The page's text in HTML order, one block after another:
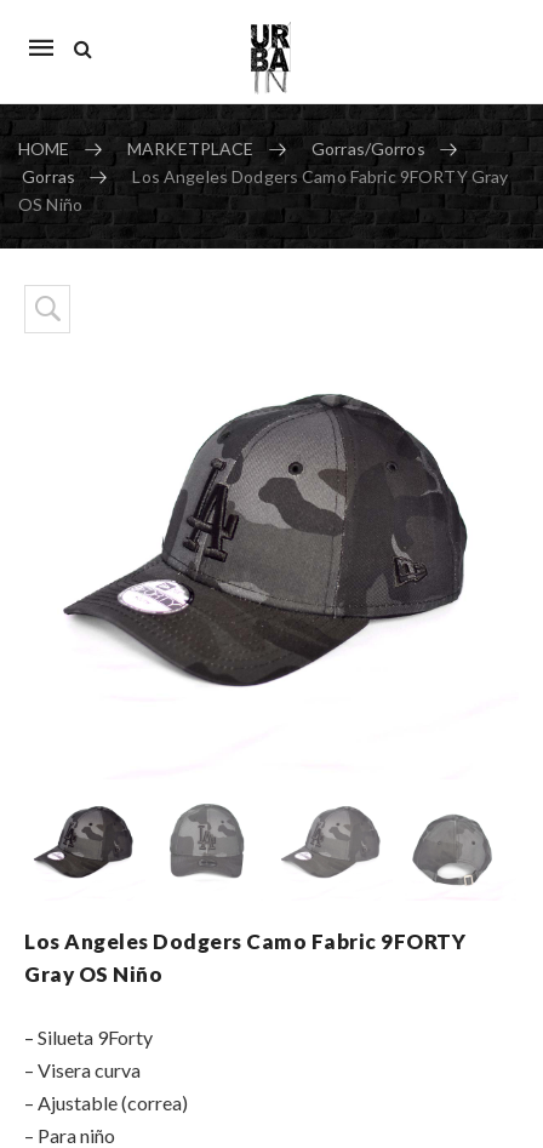
Mobile
HOME MARKETPLACE
Gorras/Gorros
Gorras
Los Angeles Dodgers Camo Fabric 9FORTY Gray
OS Niño
Skip to content
Los Angeles Dodgers Camo Fabric 9FORTY
Gray OS Niño
– Silueta 9Forty
– Visera curva
– Ajustable (correa)
– Para niño